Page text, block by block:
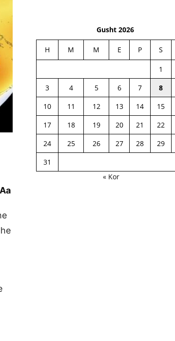
Aa
Gusht 2026
H M M E P S
1
3
4 5 6 7 8
10
11 12 13 14 15
17
18 19 20 21 22
24
25 26 27 28 29
31
« Kor